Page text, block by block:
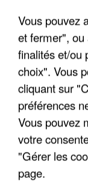
Vous pouvez
et fermer", ou
finalités et/ou
choix". Vous
cliquant sur
préférences
Vous pouvez
votre
"Gérer les
page.